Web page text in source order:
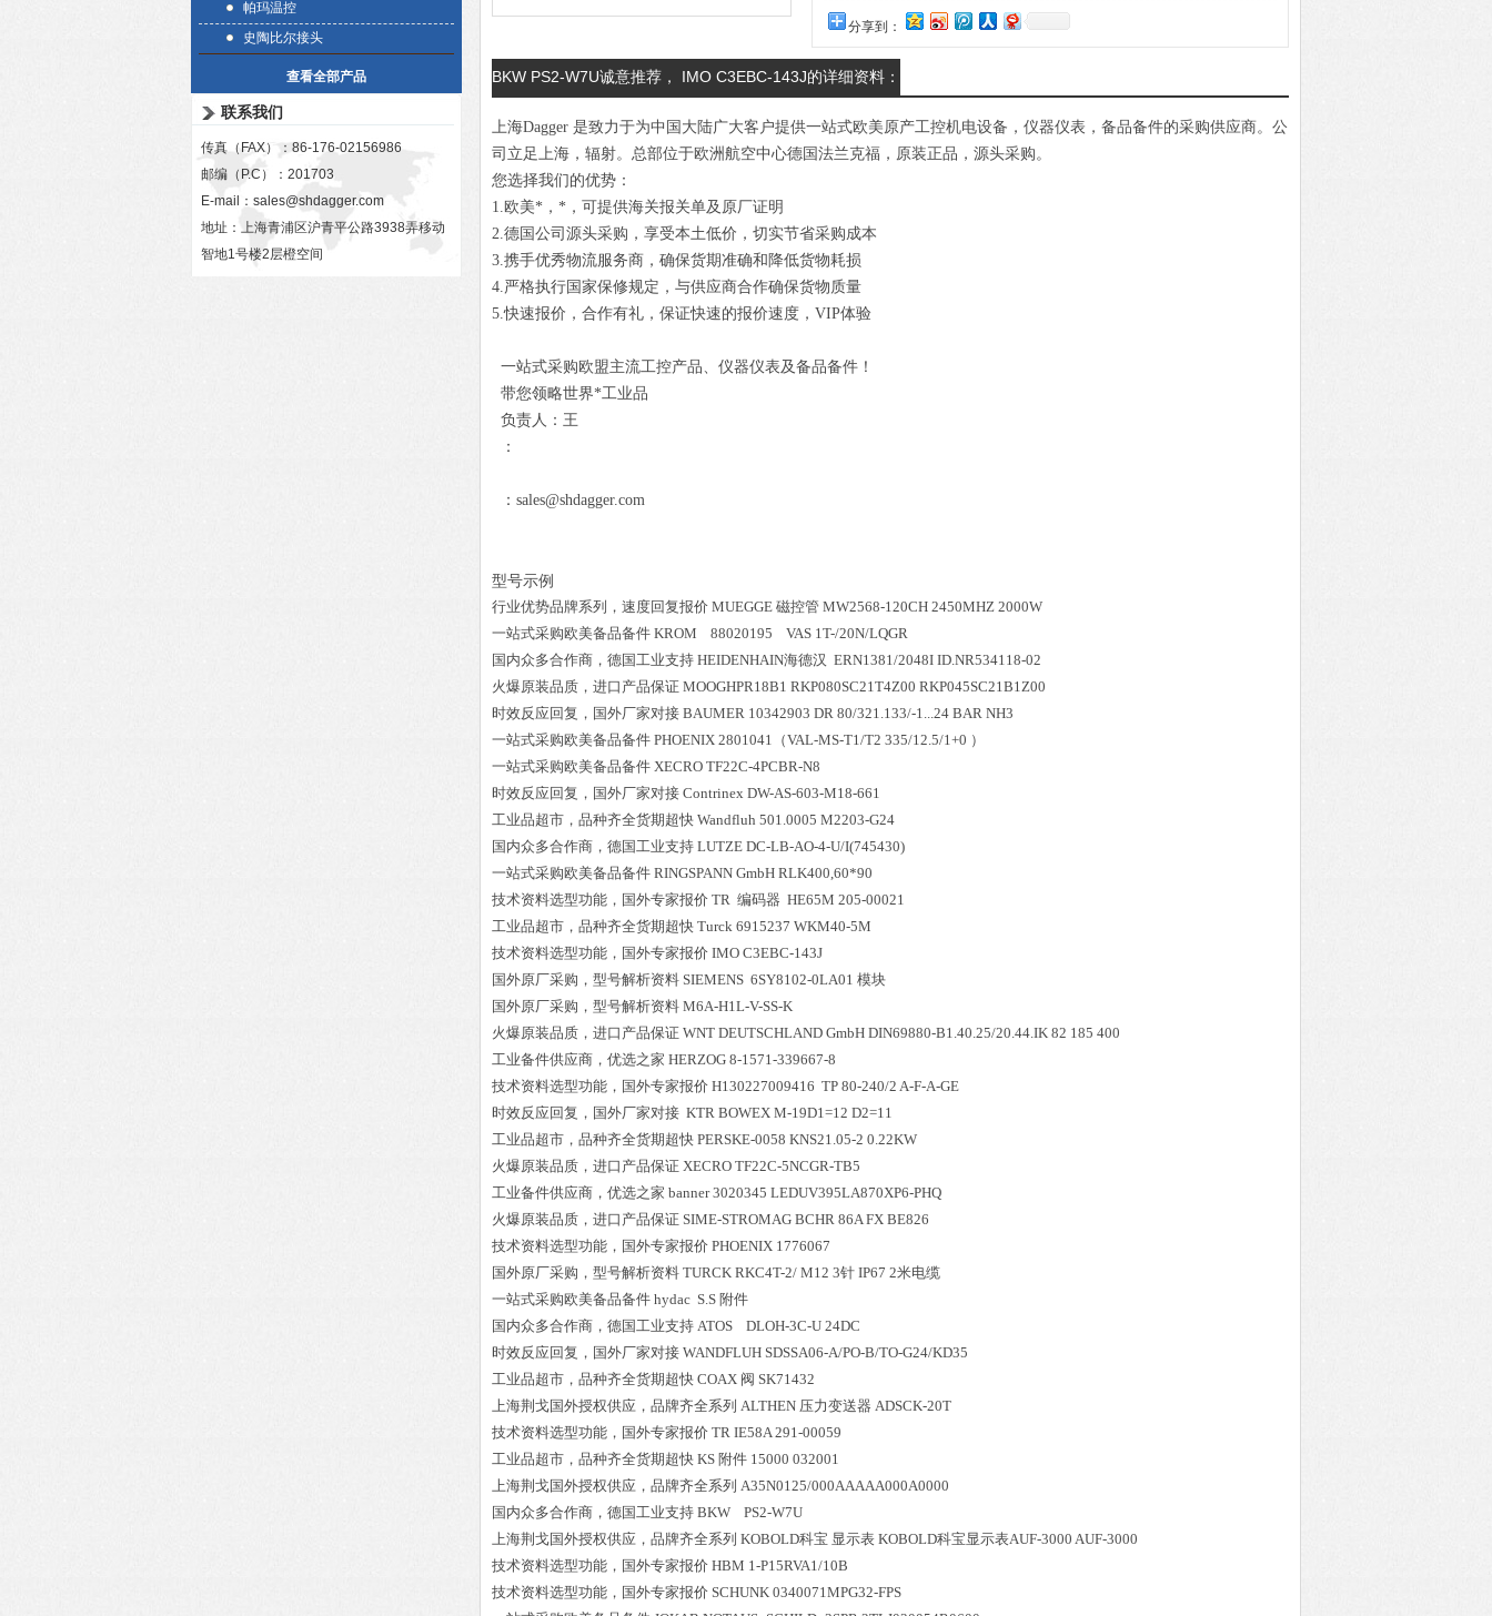
帕玛温控
史陶比尔接头
查看全部产品
联系我们
传真（FAX）：86-176-02156986
邮编（P.C）：201703
E-mail： sales@shdagger.com
地址：上海青浦区沪青平公路3938弄移动
智地1号楼2层橙空间
分享到：
BKW PS2-W7U诚意推荐， IMO C3EBC-143J的详细资料：
上海Dagger 是致力于为中国大陆广大客户提供一站式欧美原产工控机电设备，仪器仪表，备品备件的采购供应商。公
司立足上海，辐射。总部位于欧洲航空中心德国法兰克福，原装正品，源头采购。
您选择我们的优势：
1.欧美*，*，可提供海关报关单及原厂证明
2.德国公司源头采购，享受本土低价，切实节省采购成本
3.携手优秀物流服务商，确保货期准确和降低货物耗损
4.严格执行国家保修规定，与供应商合作确保货物质量
5.快速报价，合作有礼，保证快速的报价速度，VIP体验
一站式采购欧盟主流工控产品、仪器仪表及备品备件！
带您领略世界*工业品
负责人：王
：
：sales@shdagger.com
型号示例
行业优势品牌系列，速度回复报价 MUEGGE 磁控管 MW2568-120CH 2450MHZ 2000W
一站式采购欧美备品备件 KROM 88020195 VAS 1T-/20N/LQGR
国内众多合作商，德国工业支持 HEIDENHAIN海德汉 ERN1381/2048I ID.NR534118-02
火爆原装品质，进口产品保证 MOOGHPR18B1 RKP080SC21T4Z00 RKP045SC21B1Z00
时效反应回复，国外厂家对接 BAUMER 10342903 DR 80/321.133/-1...24 BAR NH3
一站式采购欧美备品备件 PHOENIX 2801041（VAL-MS-T1/T2 335/12.5/1+0 ）
一站式采购欧美备品备件 XECRO TF22C-4PCBR-N8
时效反应回复，国外厂家对接 Contrinex DW-AS-603-M18-661
工业品超市，品种齐全货期超快 Wandfluh 501.0005 M2203-G24
国内众多合作商，德国工业支持 LUTZE DC-LB-AO-4-U/I(745430)
一站式采购欧美备品备件 RINGSPANN GmbH RLK400,60*90
技术资料选型功能，国外专家报价 TR 编码器 HE65M 205-00021
工业品超市，品种齐全货期超快 Turck 6915237 WKM40-5M
技术资料选型功能，国外专家报价 IMO C3EBC-143J
国外原厂采购，型号解析资料 SIEMENS 6SY8102-0LA01 模块
国外原厂采购，型号解析资料 M6A-H1L-V-SS-K
火爆原装品质，进口产品保证 WNT DEUTSCHLAND GmbH DIN69880-B1.40.25/20.44.IK 82 185 400
工业备件供应商，优选之家 HERZOG 8-1571-339667-8
技术资料选型功能，国外专家报价 H130227009416 TP 80-240/2 A-F-A-GE
时效反应回复，国外厂家对接 KTR BOWEX M-19D1=12 D2=11
工业品超市，品种齐全货期超快 PERSKE-0058 KNS21.05-2 0.22KW
火爆原装品质，进口产品保证 XECRO TF22C-5NCGR-TB5
工业备件供应商，优选之家 banner 3020345 LEDUV395LA870XP6-PHQ
火爆原装品质，进口产品保证 SIME-STROMAG BCHR 86A FX BE826
技术资料选型功能，国外专家报价 PHOENIX 1776067
国外原厂采购，型号解析资料 TURCK RKC4T-2/ M12 3针 IP67 2米电缆
一站式采购欧美备品备件 hydac S.S 附件
国内众多合作商，德国工业支持 ATOS DLOH-3C-U 24DC
时效反应回复，国外厂家对接 WANDFLUH SDSSA06-A/PO-B/TO-G24/KD35
工业品超市，品种齐全货期超快 COAX 阀 SK71432
上海荆戈国外授权供应，品牌齐全系列 ALTHEN 压力变送器 ADSCK-20T
技术资料选型功能，国外专家报价 TR IE58A 291-00059
工业品超市，品种齐全货期超快 KS 附件 15000 032001
上海荆戈国外授权供应，品牌齐全系列 A35N0125/000AAAAA000A0000
国内众多合作商，德国工业支持 BKW PS2-W7U
上海荆戈国外授权供应，品牌齐全系列 KOBOLD科宝 显示表 KOBOLD科宝显示表AUF-3000 AUF-3000
技术资料选型功能，国外专家报价 HBM 1-P15RVA1/10B
技术资料选型功能，国外专家报价 SCHUNK 0340071MPG32-FPS